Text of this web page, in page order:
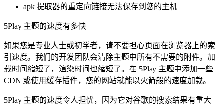
apk 提取器的重定向链接无法保存到您的主机
5Play 主题的速度有多快
如果您是专业人士或初学者，请不要担心页面在浏览器上的索
引速度。我们的开发团队会清除主题中所有不需要的附件。加
载时间缩短了，渲染时间也缩短了。在 5Play 主题中添加一些
CDN 或使用缓存插件，您的网站就能以火箭般的速度加载。
5Play 主题的速度令人担忧，因为它对谷歌的搜索结果有重大